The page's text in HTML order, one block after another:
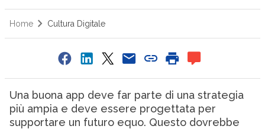
Home Cultura Digitale
Una buona app deve far parte di una strategia
più ampia e deve essere progettata per
supportare un futuro equo. Questo dovrebbe